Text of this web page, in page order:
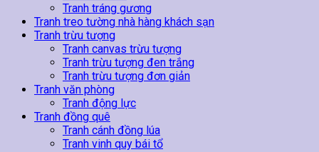
Tranh tráng gương
Tranh treo tường nhà hàng khách sạn
Tranh trừu tượng
Tranh canvas trừu tượng
Tranh trừu tượng đen trắng
Tranh trừu tượng đơn giản
Tranh văn phòng
Tranh động lực
Tranh đồng quê
Tranh cánh đồng lúa
Tranh vinh quy bái tổ